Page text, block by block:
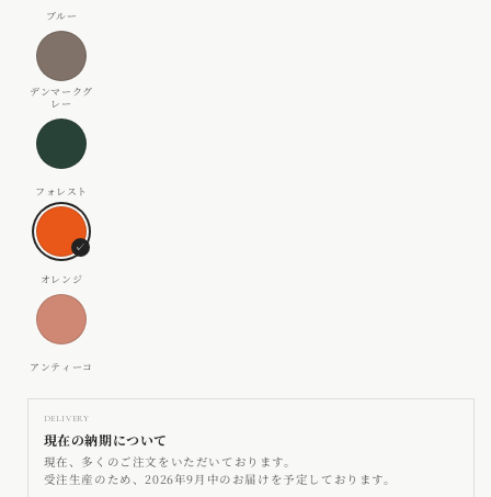
ビ
ー
デ
ン
マ
ー
ク
グ
ー
フ
ォ
レ
ス
ト
オ
レ
ン
ジ
ア
ン
テ
ィ
ー
コ
DELIVERY
現在の納期について
現在、多くのご注文をいただいております。
受注生産のため、2026年9月中のお届けを予定しております。